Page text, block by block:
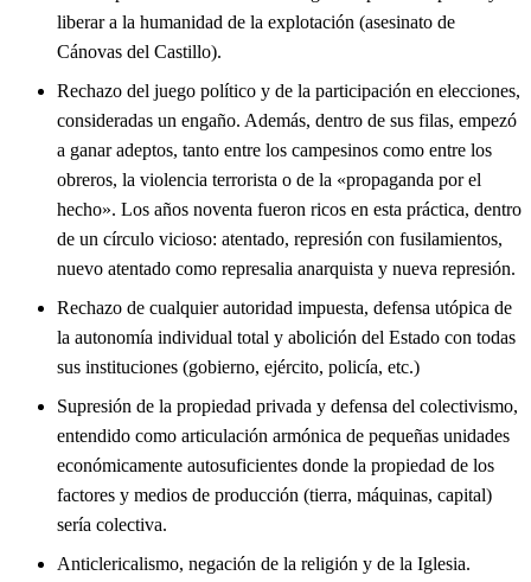
liberar a la humanidad de la explotación (asesinato de
Cánovas del Castillo).
Rechazo del juego político y de la participación en elecciones,
consideradas un engaño. Además, dentro de sus filas, empezó
a ganar adeptos, tanto entre los campesinos como entre los
obreros, la violencia terrorista o de la «propaganda por el
hecho». Los años noventa fueron ricos en esta práctica, dentro
de un círculo vicioso: atentado, represión con fusilamientos,
nuevo atentado como represalia anarquista y nueva represión.
Rechazo de cualquier autoridad impuesta, defensa utópica de
la autonomía individual total y abolición del Estado con todas
sus instituciones (gobierno, ejército, policía, etc.)
Supresión de la propiedad privada y defensa del colectivismo,
entendido como articulación armónica de pequeñas unidades
económicamente autosuficientes donde la propiedad de los
factores y medios de producción (tierra, máquinas, capital)
sería colectiva.
Anticlericalismo, negación de la religión y de la Iglesia.